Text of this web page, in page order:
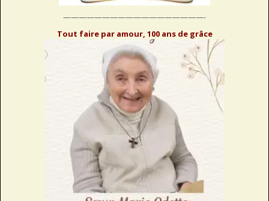
——————————————————-
Tout faire par amour, 100 ans de grâce